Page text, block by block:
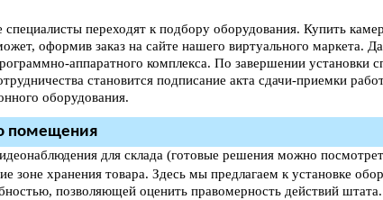
переходят к подбору оборудования. Купить
оформив заказ на сайте нашего виртуального маркета.
аппаратного комплекса. По завершении установки
становится подписание акта сдачи-приемки
оборудования.
помещения
для склада (готовые решения можно
зоне хранения товара. Здесь мы предлагаем к установке
позволяющей оценить правомерность действий штата.